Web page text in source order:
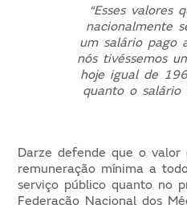
“Esses valores
nacionalmente
um salário pago
nós tivéssemos
hoje igual de
quanto o salário
Darze defende que o valor
remuneração mínima a
serviço público quanto no
Federação Nacional dos